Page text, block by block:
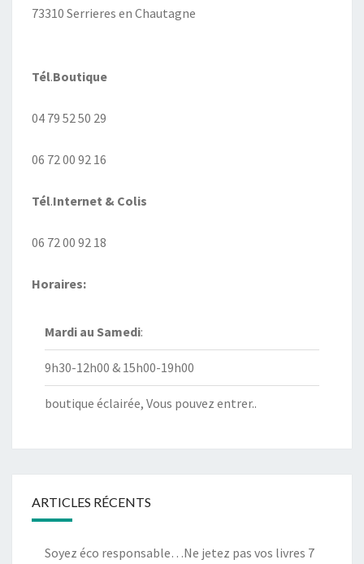
73310 Serrieres en Chautagne
Tél.Boutique
04 79 52 50 29
06 72 00 92 16
Tél.Internet & Colis
06 72 00 92 18
Horaires:
Mardi au Samedi:
9h30-12h00 & 15h00-19h00
boutique éclairée, Vous pouvez entrer..
ARTICLES RÉCENTS
Soyez éco responsable…Ne jetez pas vos livres 7